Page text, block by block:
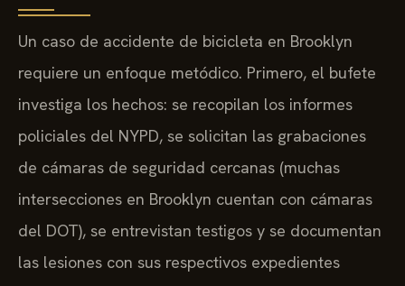
Un caso de accidente de bicicleta en Brooklyn
requiere un enfoque metódico. Primero, el bufete
investiga los hechos: se recopilan los informes
policiales del NYPD, se solicitan las grabaciones
de cámaras de seguridad cercanas (muchas
intersecciones en Brooklyn cuentan con cámaras
del DOT), se entrevistan testigos y se documentan
las lesiones con sus respectivos expedientes